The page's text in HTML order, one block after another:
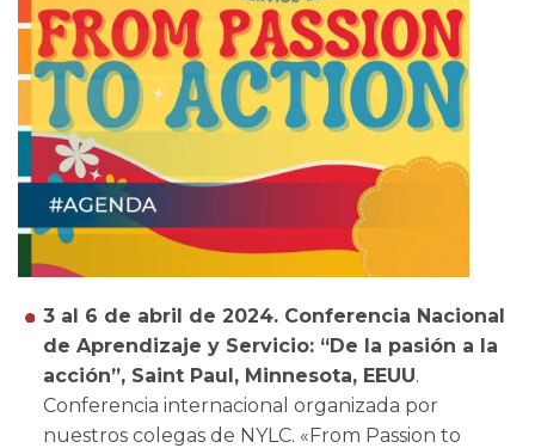
3 al 6 de abril de 2024. Conferencia Nacional
de Aprendizaje y Servicio: “De la pasión a la
acción”, Saint Paul, Minnesota, EEUU.
Conferencia internacional organizada por
nuestros colegas de NYLC. «From Passion to